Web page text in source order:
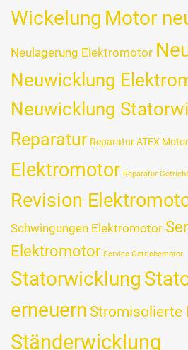
Wickelung Motor
Neulagerung Elektromotor
Neuwicklung
Neuwicklung
Reparatur Reparatur ATEX
Elektromotor Reparatur
Revision
Schwingungen Elektromotor
Elektromotor Service Getriebemotor
Statorwicklung
erneuern Stromisolierte
Ständerwicklung